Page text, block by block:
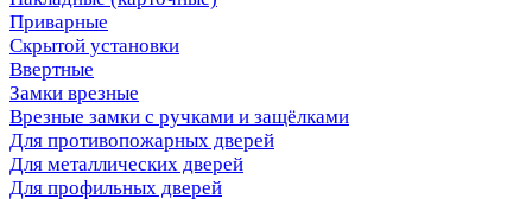
Приварные
Скрытой установки
Ввертные
Замки врезные
Врезные замки с ручками и защёлками
Для противопожарных дверей
Для металлических дверей
Для профильных дверей